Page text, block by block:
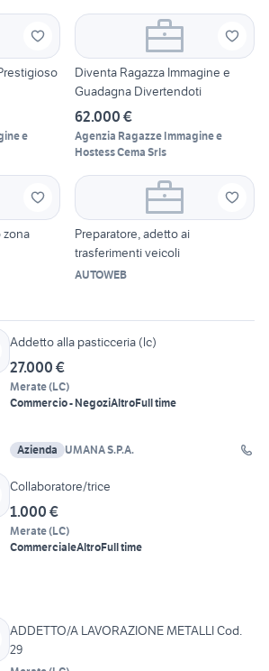
e
Diventa Ragazza Immagine e
Guadagna Divertendoti
62.000 €
Agenzia Ragazze Immagine e
Hostess Cema Srls
zona
Preparatore, adetto ai
trasferimenti veicoli
AUTOWEB
Addetto alla pasticceria (lc)
27.000 €
Merate(LC)
Commercio - NegoziAltroFull time
Azienda UMANA S.P.A.
Collaboratore/trice
1.000 €
Merate(LC)
CommercialeAltroFull time
ADDETTO/A LAVORAZIONE METALLI Cod.
29